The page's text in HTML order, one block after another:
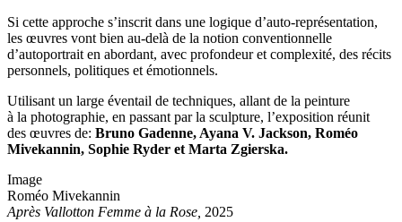
Si cette approche s’inscrit dans une logique d’auto-représentation,
les œuvres vont bien au-delà de la notion conventionnelle
d’autoportrait en abordant, avec profondeur et complexité, des récits
personnels, politiques et émotionnels.
Utilisant un large éventail de techniques, allant de la peinture
à la photographie, en passant par la sculpture, l’exposition réunit
des œuvres de: Bruno Gadenne, Ayana V. Jackson, Roméo
Mivekannin, Sophie Ryder et Marta Zgierska.
Image
Roméo Mivekannin
Après Vallotton Femme à la Rose, 2025